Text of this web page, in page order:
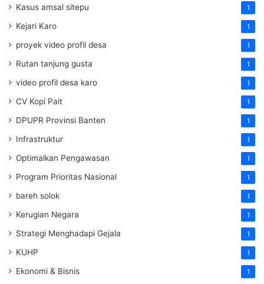
Kasus amsal sitepu 1
Kejari Karo 1
proyek video profil desa 1
Rutan tanjung gusta 1
video profil desa karo 1
CV Kopi Pait 1
DPUPR Provinsi Banten 1
Infrastruktur 1
Optimalkan Pengawasan 1
Program Prioritas Nasional 1
bareh solok 1
Kerugian Negara 1
Strategi Menghadapi Gejala 1
KUHP 1
Ekonomi & Bisnis 1